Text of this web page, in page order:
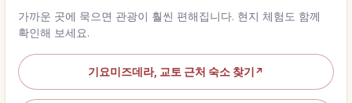
가까운 곳에 묵으면 관광이 훨씬 편해집니다. 현지 체험도 함께
확인해 보세요.
기요미즈데라, 교토 근처 숙소 찾기 ↗